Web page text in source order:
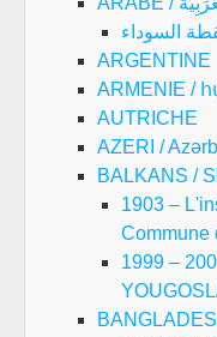
ARGENTINE
ARMENIE /
AUTRICHE
AZERI /
BALKANS /
1903 –
Commune
1999 –